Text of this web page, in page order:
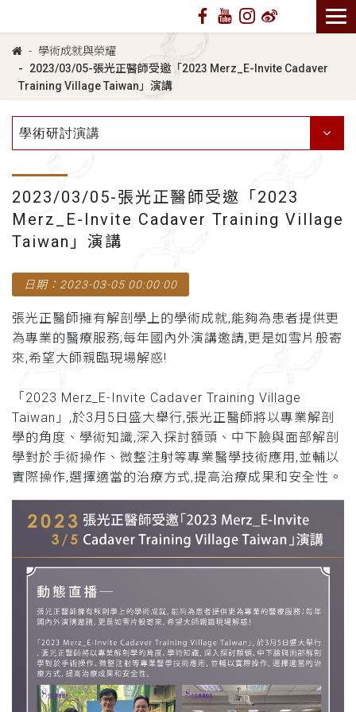
學術成就與榮耀
2023/03/05-張光正醫師受邀「2023 Merz_E-Invite Cadaver
Training Village Taiwan」演講
學術研討演講
2023/03/05-張光正醫師受邀「2023
Merz_E-Invite Cadaver Training Village
Taiwan」演講
日期：2023-03-05 00:00:00
張光正醫師擁有解剖學上的學術成就,能夠為患者提供更
為專業的醫療服務;每年國內外演講邀請,更是如雪片般寄
來,希望大師親臨現場解惑!
「2023 Merz_E-Invite Cadaver Training Village
Taiwan」,於3月5日盛大舉行,張光正醫師將以專業解剖
學的角度、學術知識,深入探討額頭、中下臉與面部解剖
學對於手術操作、微整注射等專業醫學技術應用,並輔以
實際操作,選擇適當的治療方式,提高治療成果和安全性。